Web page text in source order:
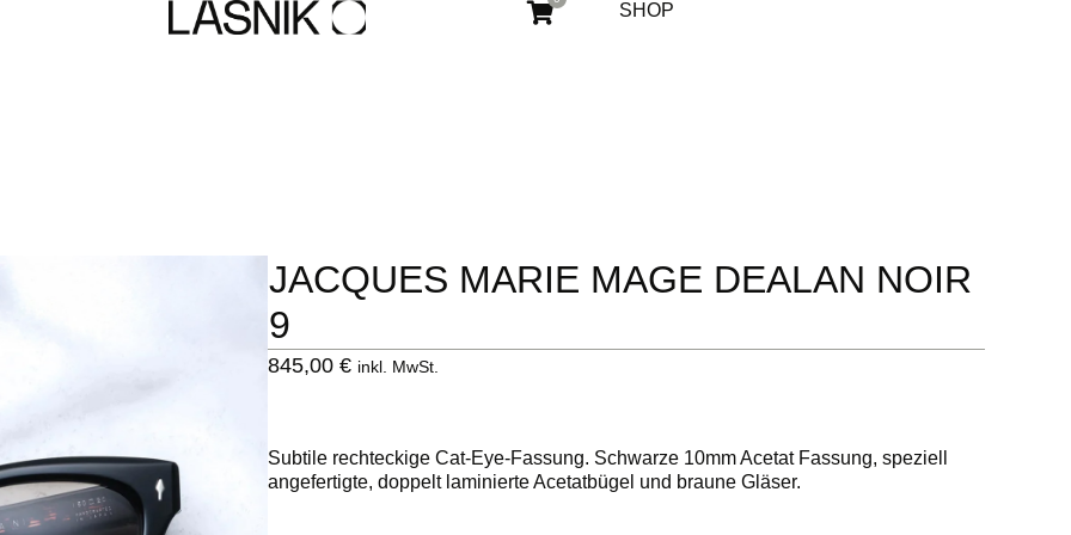
SHOP
JACQUES MARIE MAGE DEALAN NOIR
9
845,00 € inkl. MwSt.
Subtile rechteckige Cat-Eye-Fassung. Schwarze 10mm Acetat Fassung, speziell
angefertigte, doppelt laminierte Acetatbügel und braune Gläser.